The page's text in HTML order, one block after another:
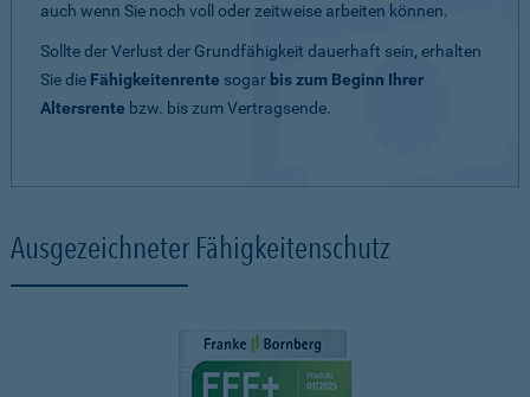
auch wenn Sie noch voll oder zeitweise arbeiten können.
Sollte der Verlust der Grundfähigkeit dauerhaft sein, erhalten
Sie die Fähigkeitenrente sogar bis zum Beginn Ihrer
Altersrente bzw. bis zum Vertragsende.
Ausgezeichneter Fähigkeitenschutz